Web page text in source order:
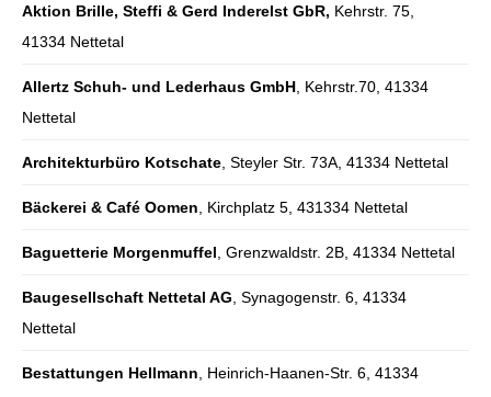
Aktion Brille, Steffi & Gerd Inderelst GbR, Kehrstr. 75,
41334 Nettetal
Allertz Schuh- und Lederhaus GmbH , Kehrstr.70, 41334
Nettetal
Architekturbüro Kotschate , Steyler Str. 73A, 41334 Nettetal
Bäckerei & Café Oomen , Kirchplatz 5, 431334 Nettetal
Baguetterie Morgenmuffel , Grenzwaldstr. 2B, 41334 Nettetal
Baugesellschaft Nettetal AG , Synagogenstr. 6, 41334
Nettetal
Bestattungen Hellmann , Heinrich-Haanen-Str. 6, 41334